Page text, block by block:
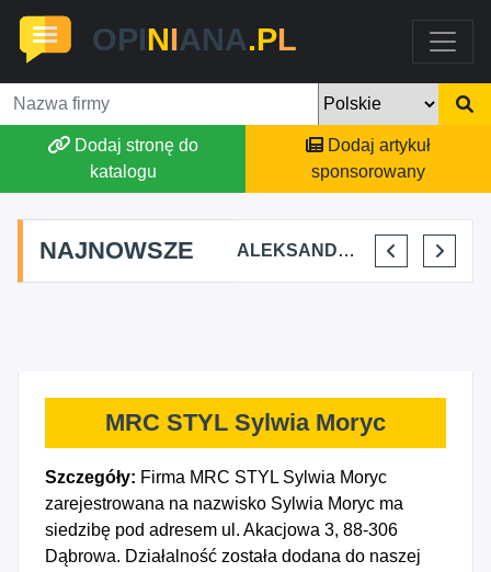
OPINIANA.PL
Dodaj stronę do
katalogu
Dodaj artykuł
sponsorowany
NAJNOWSZE
AGSON AGNIESZKA SUCHWAŁKO ALEKSANDAR MITREV PRZEM-KO PRZEMYSŁAW KOWALSKI
MRC STYL Sylwia Moryc
Szczegóły: Firma MRC STYL Sylwia Moryc
zarejestrowana na nazwisko Sylwia Moryc ma
siedzibę pod adresem ul. Akacjowa 3, 88-306
Dąbrowa. Działalność została dodana do naszej